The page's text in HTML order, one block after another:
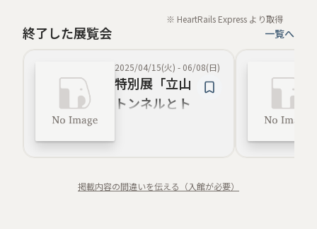
※ HeartRails Express より取得
終了した展覧会 一覧へ
2025/04/15(火) - 06/08(日)
特別展「立山
トンネルとト
掲載内容の間違いを伝える（入館が必要）